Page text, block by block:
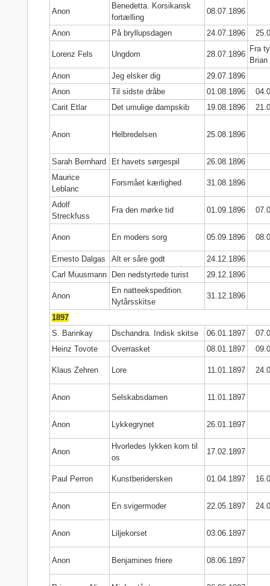
Anon
Benedetta. Korsikansk
fortælling
08.07.1896
Anon På bryllupsdagen 24.07.1896
Lorenz Fels Ungdom 28.07.1896
Fra
Brian
Anon
Jeg elsker dig
29.07.1896
Anon
Til sidste dråbe 01.08.1896
Carit Etlar
Det umulige dampskib 19.08.1896
Anon Helbredelsen 25.08.1896
Sarah Bernhard Et havets sørgespil
26.08.1896
Maurice
Leblanc
Forsmået kærlighed 31.08.1896
Adolf
Streckfuss
Fra den mørke tid 01.09.1896
Anon En moders sorg 05.09.1896
Ernesto Dalgas Alt er såre godt
24.12.1896
Carl Muusmann Den nedstyrtede turist 29.12.1896
Anon
En natteekspedition.
Nytårsskitse
31.12.1896
1897
S. Barinkay
Dschandra. Indisk skitse 06.01.1897
Heinz Tovote
Overrasket 08.01.1897
Klaus Zehren Lore 11.01.1897
Anon Selskabsdamen 11.01.1897
Anon Lykkegrynet 26.01.1897
Anon
Hvorledes lykken kom til
os
17.02.1897
Paul Perron Kunstberidersken 01.04.1897
Anon En svigermoder 22.05.1897
Anon Liljekorset 03.06.1897
Anon Benjamines friere 08.06.1897